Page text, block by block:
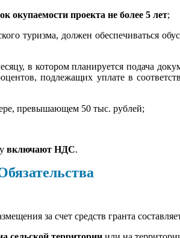
окупаемости проекта не более 5 лет;
туризма, должен обеспечиваться
в котором планируется подача
подлежащих уплате в
превышающем 50 тыс. рублей;
включают НДС.
за счет средств гранта